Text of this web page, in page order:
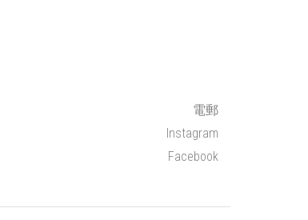
電郵
Instagram
Facebook